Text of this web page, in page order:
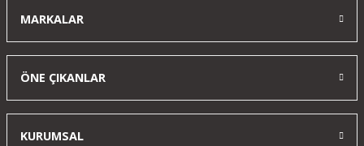
MARKALAR
ÖNE ÇIKANLAR
KURUMSAL